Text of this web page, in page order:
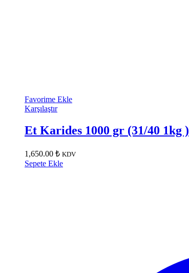
Favorime Ekle
Karşılaştır
Et Karides 1000 gr (31/40 1kg )
1,650.00 ₺ KDV
Sepete Ekle